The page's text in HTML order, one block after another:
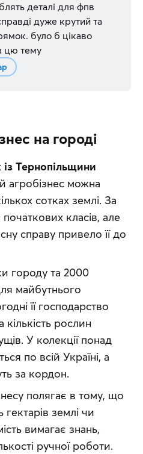
деталі для фпв
дуже крутий та
було б цікаво
цю тему
на городі
Тернопільщини
агробізнес можна
сотках землі. За
класів, але
справу привело її до
городу та 2000
майбутнього
її господарство
рослин
У колекції понад
по всій Україні, а
за кордон.
полягає в тому, що
землі чи
вимагає знань,
ручної роботи.